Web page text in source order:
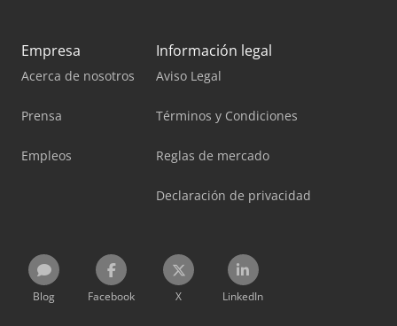
Empresa
Acerca de nosotros
Prensa
Empleos
Información legal
Aviso Legal
Términos y Condiciones
Reglas de mercado
Declaración de privacidad
Blog Facebook X LinkedIn